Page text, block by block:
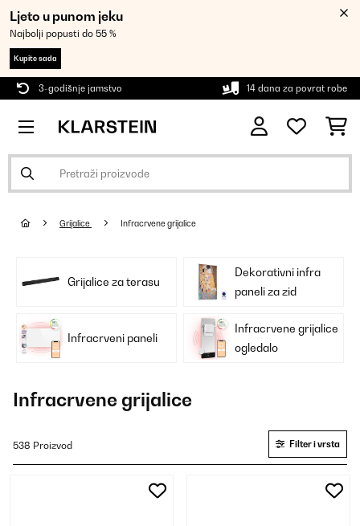
Ljeto u punom jeku
Najbolji popusti do 55 %
Kupite sada
3-godišnje jamstvo 14 dana za povrat robe
Grijalice Infracrvene grijalice
Grijalice za terasu
Dekorativni infra
paneli za zid
Infracrveni paneli
Infracrvene grijalice
ogledalo
Infracrvene grijalice
538 Proizvod Filter i vrsta